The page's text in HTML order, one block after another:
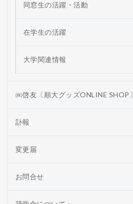
同窓生の活躍・活動
在学生の活躍
大学関連情報
㈱啓友〔順大グッズONLINE SHOP〕
訃報
変更届
お問合せ